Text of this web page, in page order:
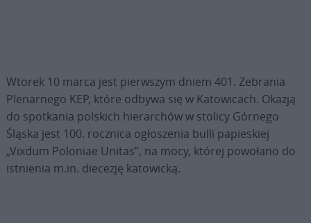
Wtorek 10 marca jest pierwszym dniem 401. Zebrania
Plenarnego KEP, które odbywa się w Katowicach. Okazją
do spotkania polskich hierarchów w stolicy Górnego
Śląska jest 100. rocznica ogłoszenia bulli papieskiej
„Vixdum Poloniae Unitas”, na mocy, której powołano do
istnienia m.in. diecezję katowicką.